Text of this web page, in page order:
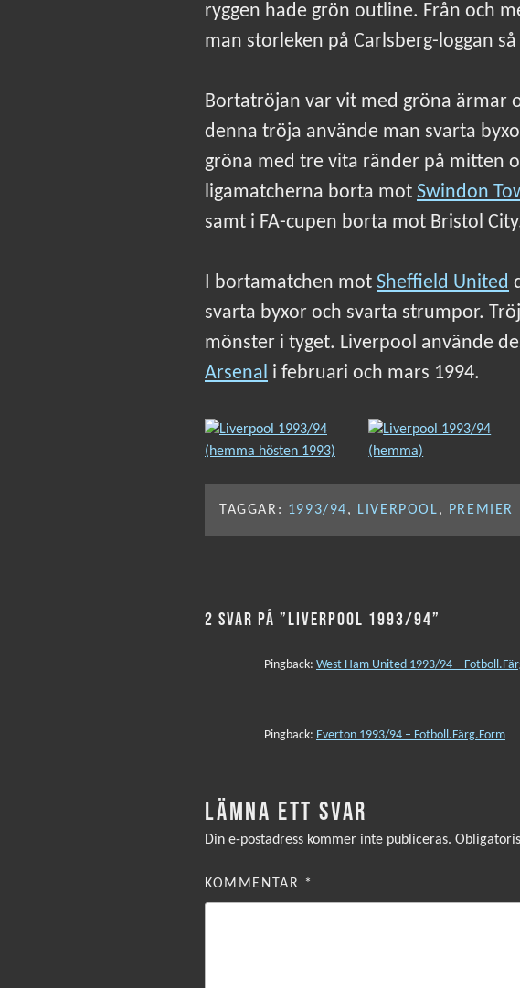
ryggen hade grön outline. Från och
man storleken på Carlsberg-loggan
Bortatröjan var vit med gröna ärmar
denna tröja använde man svarta
gröna med tre vita ränder på mitten
ligamatcherna borta mot Swindon
samt i FA-cupen borta mot Bristol
I bortamatchen mot Sheffield United
svarta byxor och svarta strumpor.
mönster i tyget. Liverpool använde
Arsenal i februari och mars 1994.
TAGGAR: 1993/94, LIVERPOOL, PREMIER
2 SVAR PÅ ”LIVERPOOL 1993/94”
Pingback: West Ham United 1993/94 –
Pingback: Everton 1993/94 – Fotboll.Färg.Form
LÄMNA ETT SVAR
Din e-postadress kommer inte publiceras.
KOMMENTAR *